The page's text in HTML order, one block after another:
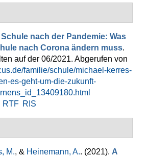
Schule nach der Pandemie: Was
nach Corona ändern muss.
auf der 06/2021. Abgerufen von
familie/schule/michael-kerres-
es-geht-um-die-zukunft-
RTF RIS
M., & Heinemann, A.. (2021). A